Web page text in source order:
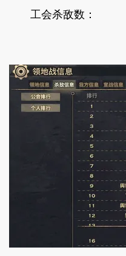
工会杀敌数：